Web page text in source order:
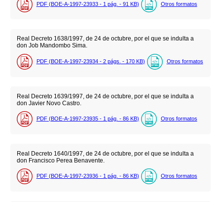
PDF (BOE-A-1997-23933 - 1 pág. - 91 KB) Otros formatos
Real Decreto 1638/1997, de 24 de octubre, por el que se indulta a
don Job Mandombo Sima.
PDF (BOE-A-1997-23934 - 2 págs. - 170 KB) Otros formatos
Real Decreto 1639/1997, de 24 de octubre, por el que se indulta a
don Javier Novo Castro.
PDF (BOE-A-1997-23935 - 1 pág. - 86 KB) Otros formatos
Real Decreto 1640/1997, de 24 de octubre, por el que se indulta a
don Francisco Perea Benavente.
PDF (BOE-A-1997-23936 - 1 pág. - 86 KB) Otros formatos